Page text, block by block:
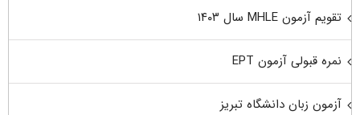
تقویم آزمون MHLE سال ۱۴۰۳
نمره قبولی آزمون EPT
آزمون زبان دانشگاه تبریز